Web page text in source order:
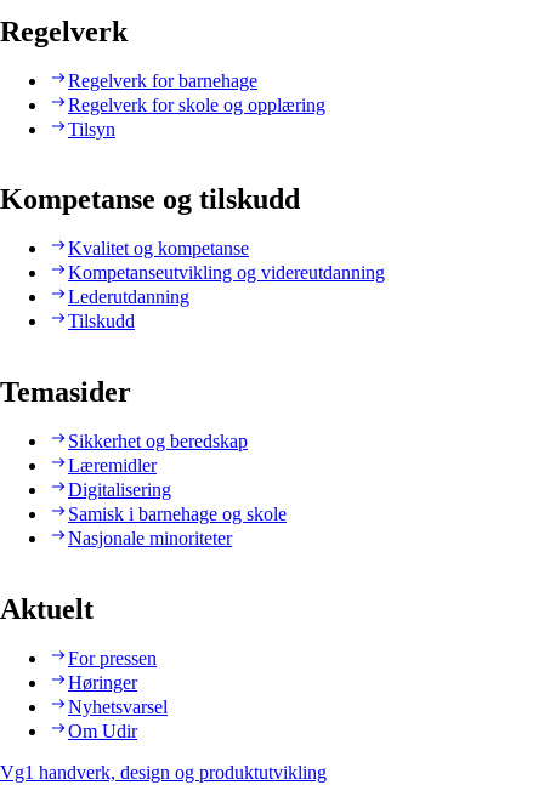
Regelverk
Regelverk for barnehage
Regelverk for skole og opplæring
Tilsyn
Kompetanse og tilskudd
Kvalitet og kompetanse
Kompetanseutvikling og videreutdanning
Lederutdanning
Tilskudd
Temasider
Sikkerhet og beredskap
Læremidler
Digitalisering
Samisk i barnehage og skole
Nasjonale minoriteter
Aktuelt
For pressen
Høringer
Nyhetsvarsel
Om Udir
Vg1 handverk, design og produktutvikling